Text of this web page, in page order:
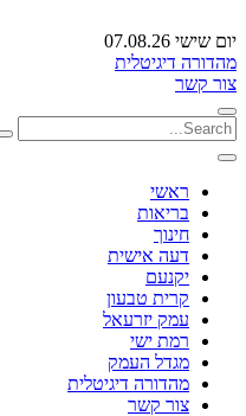
יום שישי 07.08.26
מהדורה דיגיטלית
צור קשר
ראשי
בריאות
חינוך
דעה אישית
יקנעם
קרית טבעון
עמק יזרעאל
רמת ישי
מגדל העמק
מהדורה דיגיטלית
צור קשר